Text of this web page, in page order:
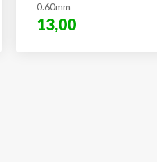
0.60mm
13,00